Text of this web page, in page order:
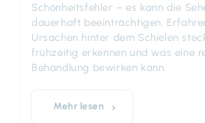
Schönheitsfehler – es kann die
dauerhaft beeinträchtigen.
Ursachen hinter dem Schielen
frühzeitig erkennen und was eine
Behandlung bewirken kann.
Mehr lesen